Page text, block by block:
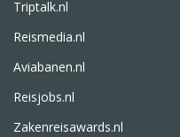
Triptalk.nl
Reismedia.nl
Aviabanen.nl
Reisjobs.nl
Zakenreisawards.nl